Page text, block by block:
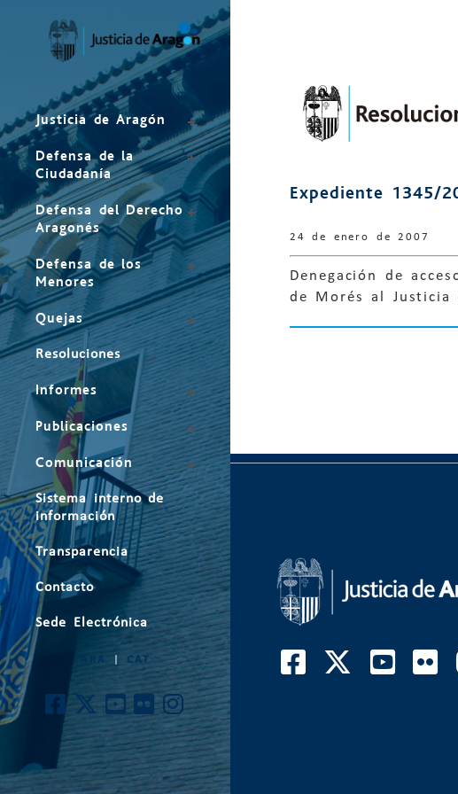
Justicia de Aragón
Defensa de la
Ciudadanía
Defensa del Derecho
Aragonés
Defensa de los
Menores
Quejas
Resoluciones
Informes
Publicaciones
Comunicación
Sistema interno de
información
Transparencia
Contacto
Sede Electrónica
CAT
Expediente 1345/
24 de enero de 2007
Denegación de
de Morés al Justicia